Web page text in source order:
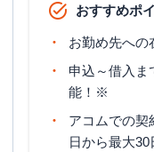
おすすめポ
お勤め先への
申込～借入ま
能！※
アコムでの契
日から最大30